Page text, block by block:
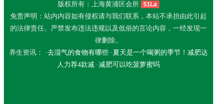
版权所有：上海黄浦区会所 51La
免责声明：站内内容如有侵权请与我们联系，本站不承担由此引起
的法律责任。严禁发布违法违规以及低俗的言论内容，一经发现一
律删除。
养生资讯： ·去湿气的食物有哪些 · 夏天是一个喝粥的季节！减肥达
人力荐4款减 ·减肥可以吃菠萝蜜吗